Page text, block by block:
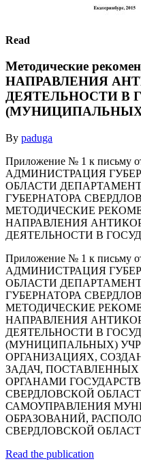
Read
Методические
НАПРАВЛЕНИЯ
ДЕЯТЕЛЬНОСТИ В
By paduga
Приложение № 1 к письму
АДМИНИСТРАЦИЯ
ОБЛАСТИ
ГУБЕРНАТОРА
МЕТОДИЧЕСКИЕ
НАПРАВЛЕНИЯ
ДЕЯТЕЛЬНОСТИ В
Приложение № 1 к письму
АДМИНИСТРАЦИЯ
ОБЛАСТИ
ГУБЕРНАТОРА
МЕТОДИЧЕСКИЕ
НАПРАВЛЕНИЯ
ДЕЯТЕЛЬНОСТИ В
(МУНИЦИПАЛЬНЫХ)
ОРГАНИЗАЦИЯХ,
ЗАДАЧ,
ОРГАНАМИ
СВЕРДЛОВСКОЙ
САМОУПРАВЛЕНИЯ
ОБРАЗОВАНИЙ,
СВЕРДЛОВСКОЙ ОБЛАСТИ
Read the publication